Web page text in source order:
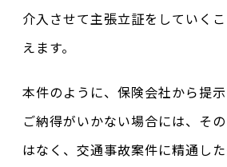
介入させて主張立証をしていく
えます。
本件のように、保険会社から提
ご納得がいかない場合には、そ
はなく、交通事故案件に精通し